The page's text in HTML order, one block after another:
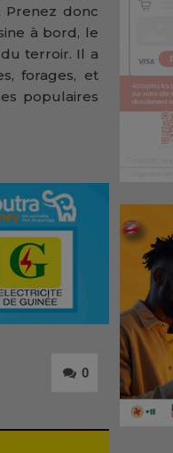
Prenez donc
à bord, le
terroir. Il a
forages, et
populaires
0